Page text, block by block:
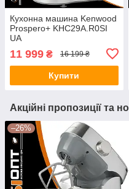
Кухонна машина Kenwood
Prospero+ KHC29A.R0SI
UA
11 999 ₴ 16 199 ₴
Купити
Акційні пропозиції та
–26%